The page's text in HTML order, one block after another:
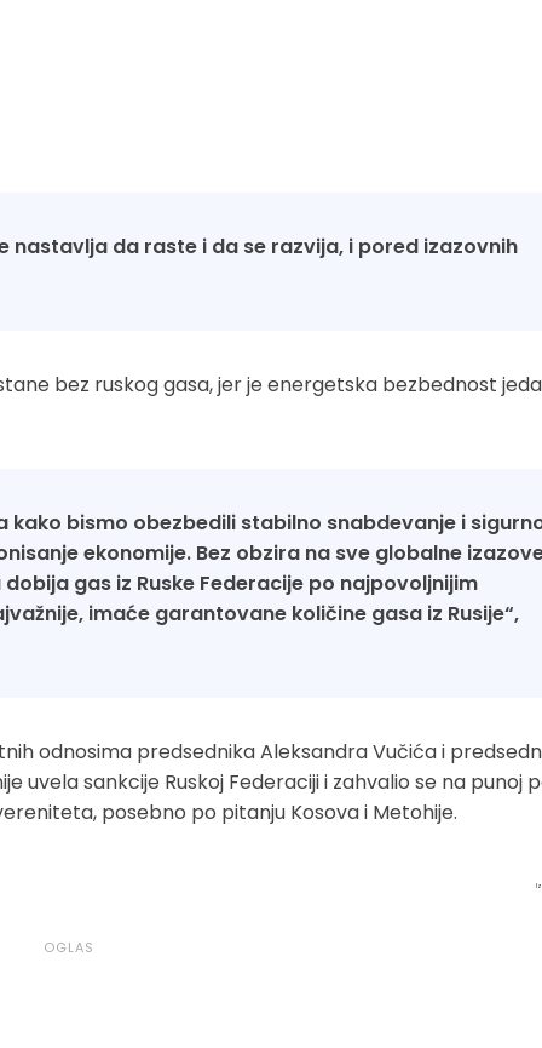
nastavlja da raste i da se razvija, i pored izazovnih
bez ruskog gasa, jer je energetska bezbednost
kako bismo obezbedili stabilno snabdevanje i
ekonomije. Bez obzira na sve globalne
gas iz Ruske Federacije po najpovoljnijim
imaće garantovane količine gasa iz Rusije“,
odnosima predsednika Aleksandra Vučića i
uvela sankcije Ruskoj Federaciji i zahvalio se na punoj
posebno po pitanju Kosova i Metohije.